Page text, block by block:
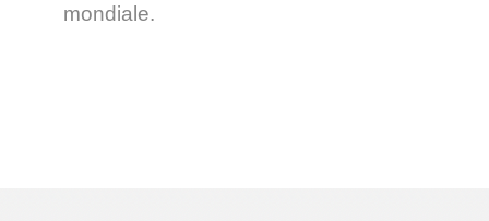
mondiale.